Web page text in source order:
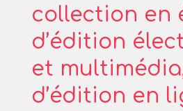
collection en
d’édition
et
d’édition en